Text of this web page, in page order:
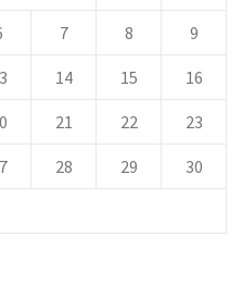
7 8 9
14 15 16
21 22 23
28 29 30